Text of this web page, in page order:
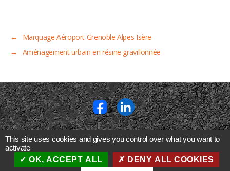
←
Marquage Aéroport Grenoble Alpes Isère
→
Aménagement urbain en résine gravillonnée
SIEGE SOCIAL
630 rue Jean MoulinI07500 GUILHERAND GRANGES
© 2026Marquage Accessibilité Signalisation
This site uses cookies and gives you control over what you want to
activate
OK, ACCEPT ALL
DENY ALL COOKIES